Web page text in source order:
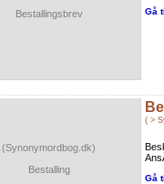
Bestallingsbrev
Gå
(Synonymordbog.dk)
Bestalling
( >
Gå